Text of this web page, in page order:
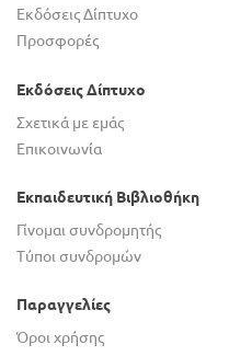
Εκδόσεις Δίπτυχο
Προσφορές
Εκδόσεις Δίπτυχο
Σχετικά με εμάς
Επικοινωνία
Εκπαιδευτική Βιβλιοθήκη
Γίνομαι συνδρομητής
Τύποι συνδρομών
Παραγγελίες
Όροι χρήσης